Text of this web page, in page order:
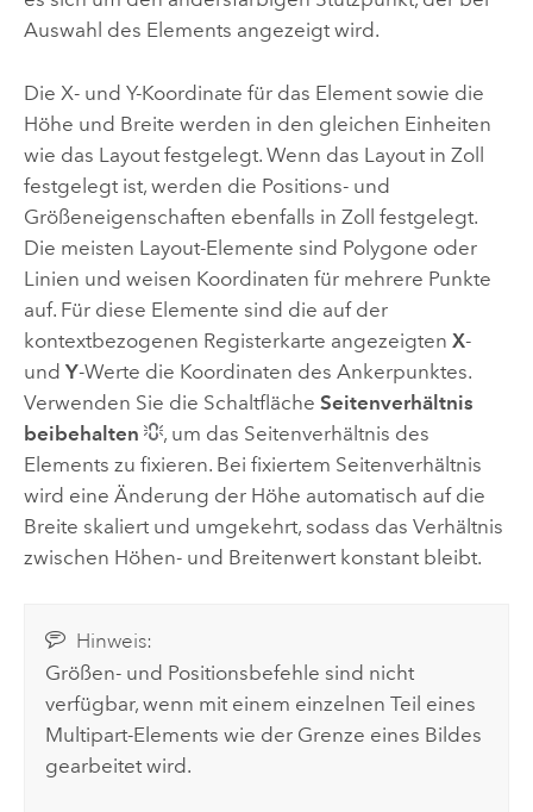
Auswahl des Elements angezeigt wird.
Die X- und Y-Koordinate für das Element sowie die
Höhe und Breite werden in den gleichen Einheiten
wie das Layout festgelegt. Wenn das Layout in Zoll
festgelegt ist, werden die Positions- und
Größeneigenschaften ebenfalls in Zoll festgelegt.
Die meisten Layout-Elemente sind Polygone oder
Linien und weisen Koordinaten für mehrere Punkte
auf. Für diese Elemente sind die auf der
kontextbezogenen Registerkarte angezeigten X-
und Y-Werte die Koordinaten des Ankerpunktes.
Verwenden Sie die Schaltfläche Seitenverhältnis
beibehalten
, um das Seitenverhältnis des
Elements zu fixieren. Bei fixiertem Seitenverhältnis
wird eine Änderung der Höhe automatisch auf die
Breite skaliert und umgekehrt, sodass das Verhältnis
zwischen Höhen- und Breitenwert konstant bleibt.
Hinweis:
Größen- und Positionsbefehle sind nicht
verfügbar, wenn mit einem einzelnen Teil eines
Multipart-Elements wie der Grenze eines Bildes
gearbeitet wird.